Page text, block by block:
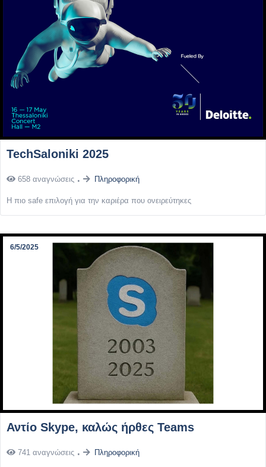
TechSaloniki 2025
658 αναγνώσεις Πληροφορική
Η πιο safe επιλογή για την καριέρα που ονειρεύτηκες
6/5/2025
Αντίο Skype, καλώς ήρθες Teams
741 αναγνώσεις Πληροφορική